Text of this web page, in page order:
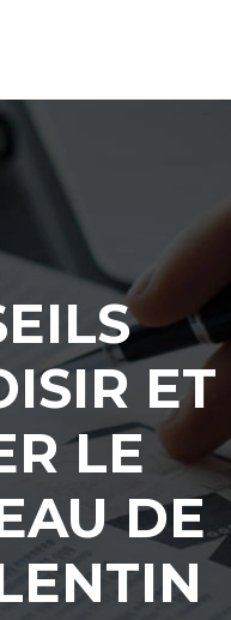
ET
LE
DE